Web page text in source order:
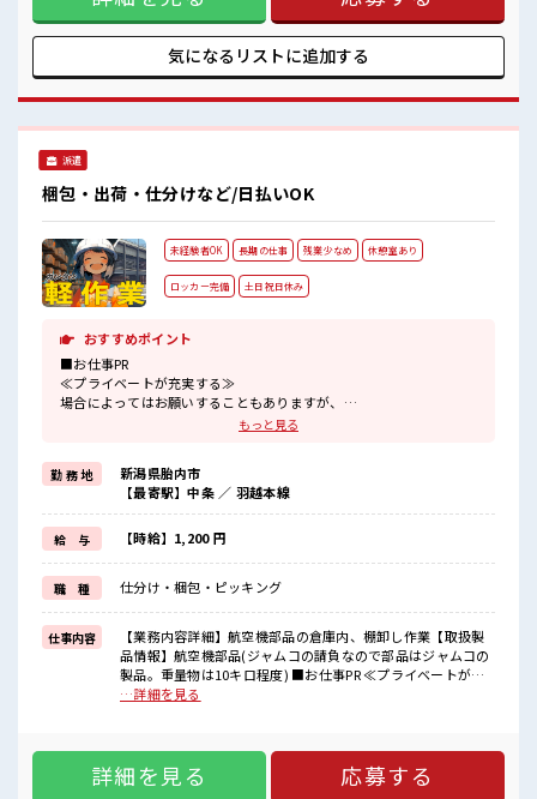
れば基本的に自由！ (規定有)制服があると毎日の服選びに悩
まずOK♪ ≪未経験OKの仕事≫ 新しいことにチャレンジする
のは不安だけど、 しっかり働く環境が整っています！ イチか
らスキルUP・ステップUP目指していきましょう！ ■職場の
場！ 一息つける休憩スペースもあります！ ロッカーあり！ 安
心してお仕事に集中♪
気になるリストに追加する
派遣
梱包・出荷・仕分けなど/日払いOK
未経験者OK 長期の仕事 残業少なめ 休憩室あり
ロッカー完備 土日祝日休み
おすすめポイント
■お仕事PR
≪プライベートが充実する≫
場合によってはお願いすることもありますが、
週末は家族や友人と一緒にプライベート満喫！
≪未経験OKの仕事≫
新しいことにチャレンジするのは不安だけど、
しっかり働く環境が整っています！
イチからスキルUP・ステップUP目指していきましょう！
≪収入アップを目指せる≫
高時給だらけの派遣のお仕事です！
■職場の雰囲気
休憩室で自分タイム！
のんびりスマホチェック♪
持ち物が多いあなたにもぴったり☆
ロッカー付き職場♪
もっと見る
勤 務 地
新潟県胎内市
【最寄駅】中条 ／ 羽越本線
給 与 【時給】1,200 円
職 種 仕分け・梱包・ピッキング
仕事内容
【業務内容詳細】航空機部品の倉庫内、棚卸し作業【取扱製
品情報】航空機部品(ジャムコの請負なので部品はジャムコの
製品。重量物は10キロ程度) ■お仕事PR ≪プライベートが充
実する≫ 場合によってはお願いすることもありますが、 残業
レンジするのは不安だけど、 しっかり働く環境が整っていま
す！ イチからスキルUP・ステップUP目指していきましょ
う！ ≪収入アップを目指せる≫ 高時給だらけの派遣のお仕事
…詳細を見る
詳細を見る 応募する